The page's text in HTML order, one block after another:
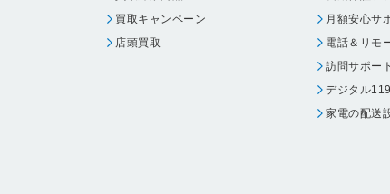
買取キャンペーン
店頭買取
月額安心サ
電話＆リモ
訪問サポート
デジタル119
家電の配送